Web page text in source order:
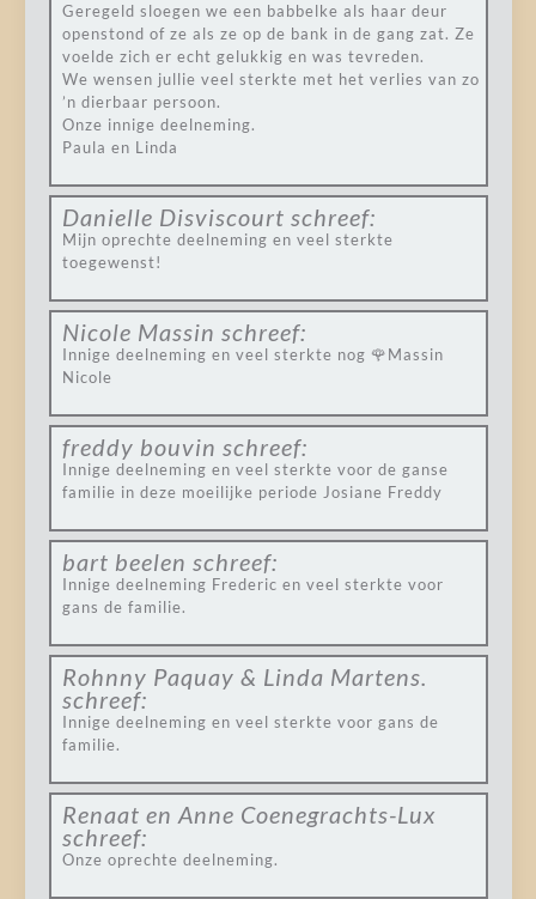
Geregeld sloegen we een babbelke als haar deur
openstond of ze als ze op de bank in de gang zat. Ze
voelde zich er echt gelukkig en was tevreden.
We wensen jullie veel sterkte met het verlies van zo
’n dierbaar persoon.
Onze innige deelneming.
Paula en Linda
Danielle Disviscourt schreef:
Mijn oprechte deelneming en veel sterkte
toegewenst!
Nicole Massin schreef:
Innige deelneming en veel sterkte nog 🌹Massin
Nicole
freddy bouvin schreef:
Innige deelneming en veel sterkte voor de ganse
familie in deze moeilijke periode Josiane Freddy
bart beelen schreef:
Innige deelneming Frederic en veel sterkte voor
gans de familie.
Rohnny Paquay & Linda Martens.
schreef:
Innige deelneming en veel sterkte voor gans de
familie.
Renaat en Anne Coenegrachts-Lux
schreef:
Onze oprechte deelneming.